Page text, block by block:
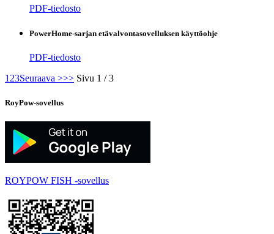
PDF-tiedosto
PowerHome-sarjan etävalvontasovelluksen käyttöohje
PDF-tiedosto
123Seuraava >>> Sivu 1 / 3
RoyPow-sovellus
ROYPOW FISH -sovellus